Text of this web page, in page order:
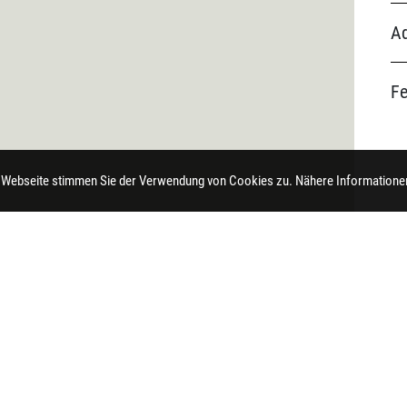
stimmen Sie der Verwendung von Cookies zu. Nähere